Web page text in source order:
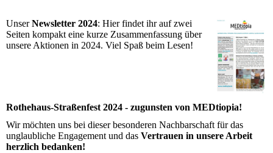
UnserNewsletter 2024: Hier findet ihr auf zwei
Seiten kompakt eine kurze Zusammenfassung über
unsere Aktionen in 2024. Viel Spaß beim Lesen!
Rothehaus-Straßenfest 2024 - zugunsten von MEDtiopia!
Wir möchten uns bei dieser besonderen Nachbarschaft für das
unglaubliche Engagement und das Vertrauen in unsere Arbeit
herzlich bedanken!